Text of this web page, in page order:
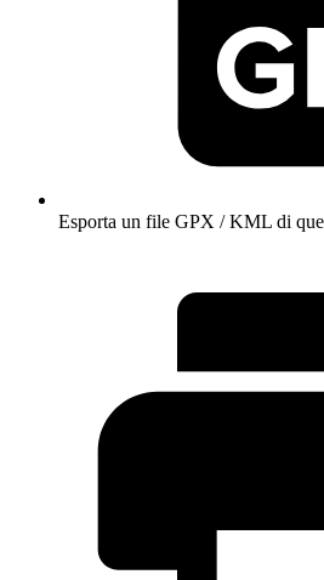
Esporta un file GPX / KML di